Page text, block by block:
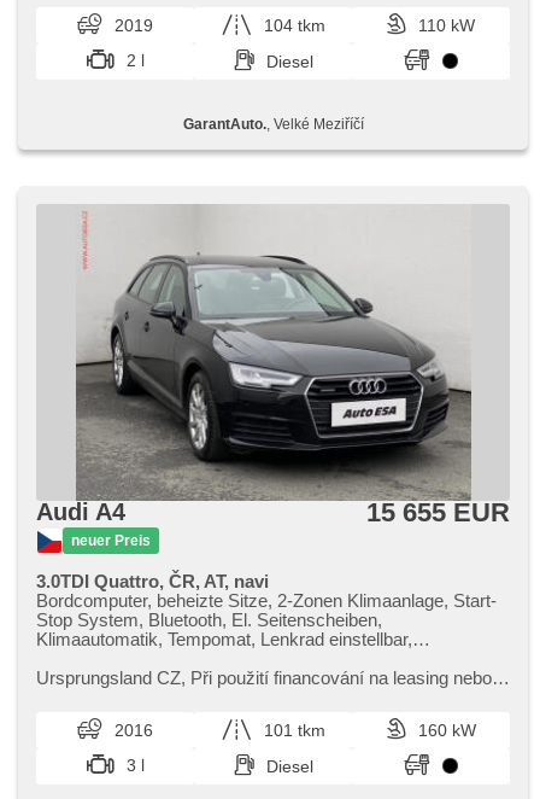
Leuchten, El. Seitenscheiben, El. einstellbare Sitze, El.
Klappspiegel, El. Deckel des Kofferraums, hands free,
hlídání provozu při couvání (RCTA), Wegfahrsperre, isofix,
Klimaablage, Multifunktionslenkrad, Lenkrad einstellbar,
(ASR), Abnutzungssensor des Bremsbelages,
Scheibenwischersensor, Lichtsensor, Reifendrucksensor,
Taste, Tempomat, Getönte Scheiben, Außenthermometer,
Innenthermometer, beheizte Sitze, beheizte Spiegel,
höheneinstellbare Sitze, zadní pohon, Heck LED Leuchte,
zatmavená zadní skla
najetých kilometrů,​ možn...
2019 104 tkm
110 kW
2 l
Diesel
GarantAuto., Velké Meziříčí
Audi A4
neuer Preis
15 655 EUR
3.0TDI Quattro, ČR, AT, navi
Bordcomputer, beheizte Sitze, 2-Zonen Klimaanlage, Start-
Stop System, Bluetooth, El. Seitenscheiben,
Klimaautomatik, Tempomat, Lenkrad einstellbar,
bezklíčové odemykání, El. Deckel des Kofferraums, täglich
Servolenkung, Zentralverriegelung, Antrieb 4x4,
Zentralverriegelung mit Funkfernbedienung, Elektronisches
Stabilitätsprogramm (ESP), Nebelscheinwerfer, Heck LED
Leuchte, starten per Taste, Vorderlichter LED, ABS,
Ursprungsland CZ,​ Při použití financování na leasing nebo
svátků) 9.00​-22.0...
2016 101 tkm
160 kW
3 l
Diesel